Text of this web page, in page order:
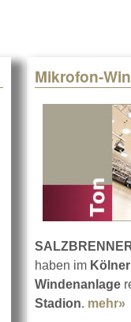
Mikrofon-
haben im
Windenanlage
Stadion. mehr»